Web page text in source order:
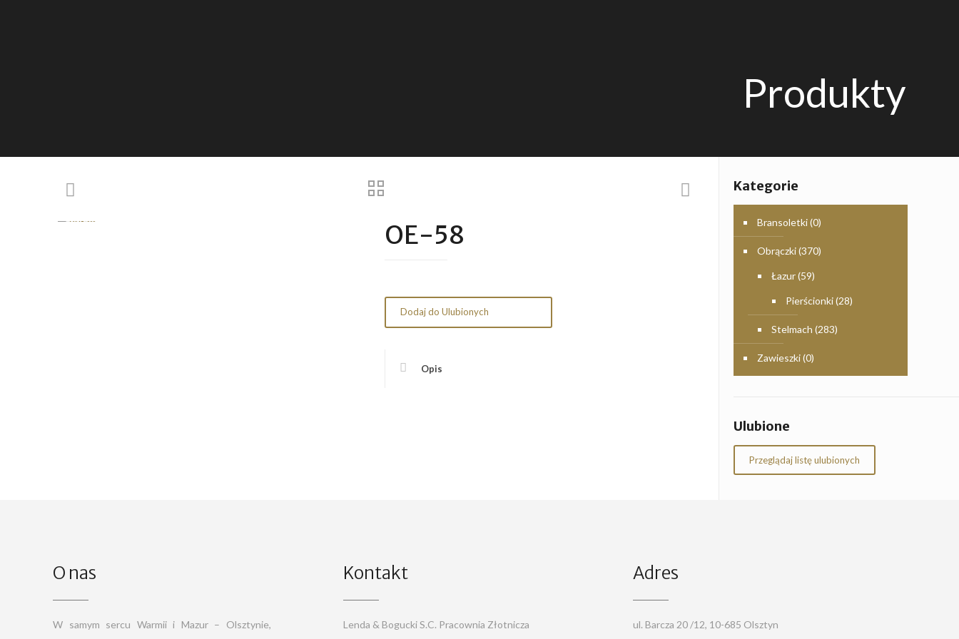
Produkty
OE-58
Dodaj do Ulubionych
Opis
Kategorie
Bransoletki(0)
Obrączki(370)
Łazur(59)
Pierścionki(28)
Stelmach (283)
Zawieszki(0)
Ulubione
Przeglądaj listę ulubionych
O nas
W samym sercu Warmii i Mazur – Olsztynie,
Kontakt
Lenda & Bogucki S.C. Pracownia Złotnicza
Adres
ul. Barcza 20 /12, 10-685 Olsztyn